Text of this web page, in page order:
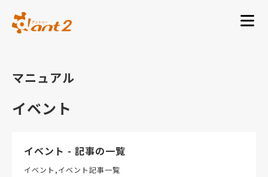
マニュアル
イベント
イベント - 記事の一覧
イベント イベント記事一覧